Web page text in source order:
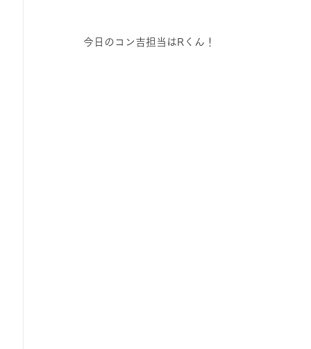
今日のコン吉担当はRくん！